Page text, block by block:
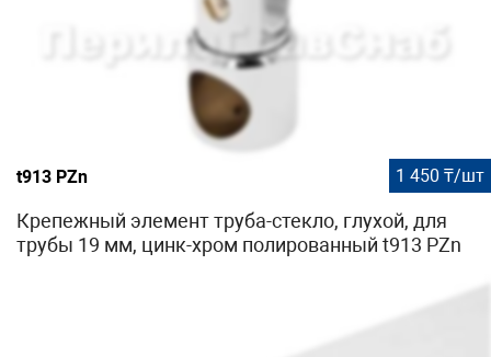
t913 PZn 1 450 ₸/шт
Крепежный элемент труба-стекло, глухой, для
трубы 19 мм, цинк-хром полированный t913 PZn